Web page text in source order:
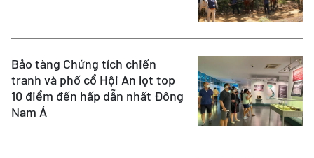
Bảo tàng Chứng tích chiến
tranh và phố cổ Hội An lọt top
10 điểm đến hấp dẫn nhất Đông
Nam Á